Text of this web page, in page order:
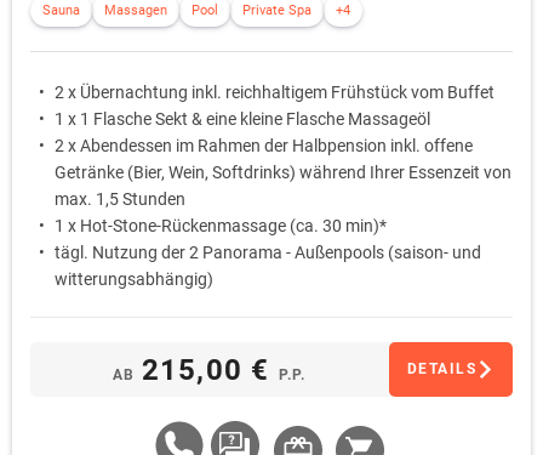
Sauna Massagen Pool Private Spa +4
2 x Übernachtung inkl. reichhaltigem Frühstück vom Buffet
1 x 1 Flasche Sekt & eine kleine Flasche Massageöl
2 x Abendessen im Rahmen der Halbpension inkl. offene
Getränke (Bier, Wein, Softdrinks) während Ihrer Essenzeit von
max. 1,5 Stunden
1 x Hot-Stone-Rückenmassage (ca. 30 min)*
tägl. Nutzung der 2 Panorama - Außenpools (saison- und
witterungsabhängig)
AB 215,00 € P.P. DETAILS